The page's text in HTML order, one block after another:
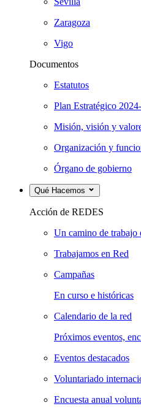
Zaragoza
Vigo
Documentos
Estatutos
Plan Estratégico
Misión, visión y
Organización y
Órgano de gobierno
Qué Hacemos
Acción de REDES
Un camino de trabajo
Trabajamos en Red
Campañas
En curso e históricas
Calendario de la red
Próximos eventos,
Eventos destacados
Voluntariado
Encuesta anual